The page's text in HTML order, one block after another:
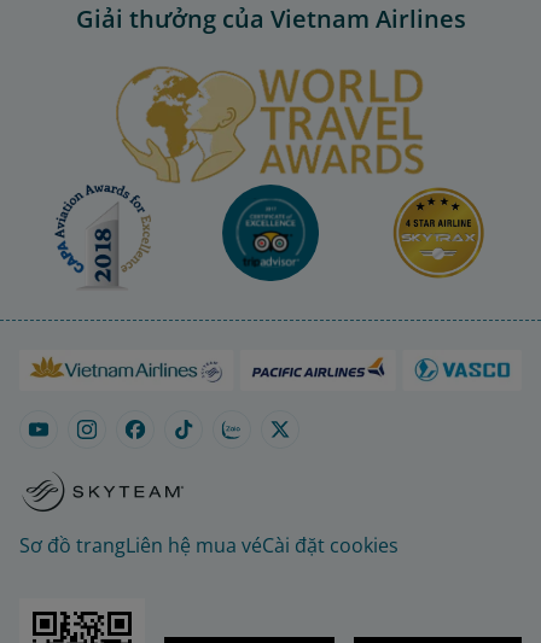
Giải thưởng của Vietnam Airlines
Sơ đồ trangLiên hệ mua véCài đặt cookies